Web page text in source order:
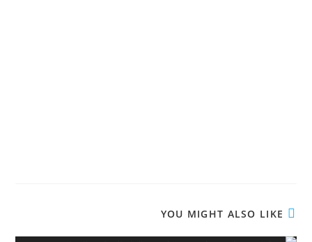
YOU MIGHT ALSO LIKE